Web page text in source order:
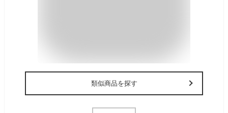
類似商品を探す